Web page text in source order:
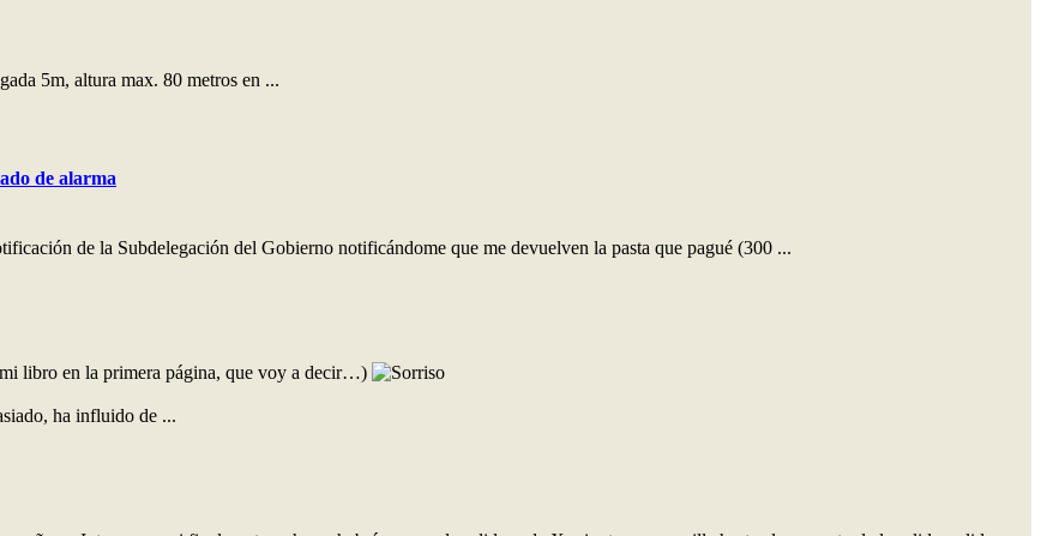
5m, altura max. 80 metros en ...
de alarma
de la Subdelegación del Gobierno notificándome que me devuelven la pasta que pagué (300 ...
libro en la primera página, que voy a decir…)
ha influido de ...